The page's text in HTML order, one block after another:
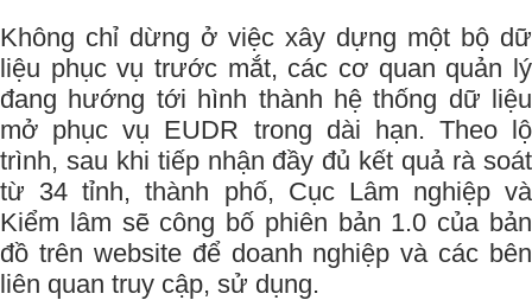
Không chỉ dừng ở việc xây dựng một bộ dữ
liệu phục vụ trước mắt, các cơ quan quản lý
đang hướng tới hình thành hệ thống dữ liệu
mở phục vụ EUDR trong dài hạn. Theo lộ
trình, sau khi tiếp nhận đầy đủ kết quả rà soát
từ 34 tỉnh, thành phố, Cục Lâm nghiệp và
Kiểm lâm sẽ công bố phiên bản 1.0 của bản
đồ trên website để doanh nghiệp và các bên
liên quan truy cập, sử dụng.